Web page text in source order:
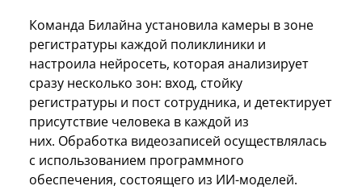
Команда Билайна установила камеры в зоне
регистратуры каждой поликлиники и
настроила нейросеть, которая анализирует
сразу несколько зон: вход, стойку
регистратуры и пост сотрудника, и детектирует
присутствие человека в каждой из
них. Обработка видеозаписей осуществлялась
с использованием программного
обеспечения, состоящего из ИИ-моделей.